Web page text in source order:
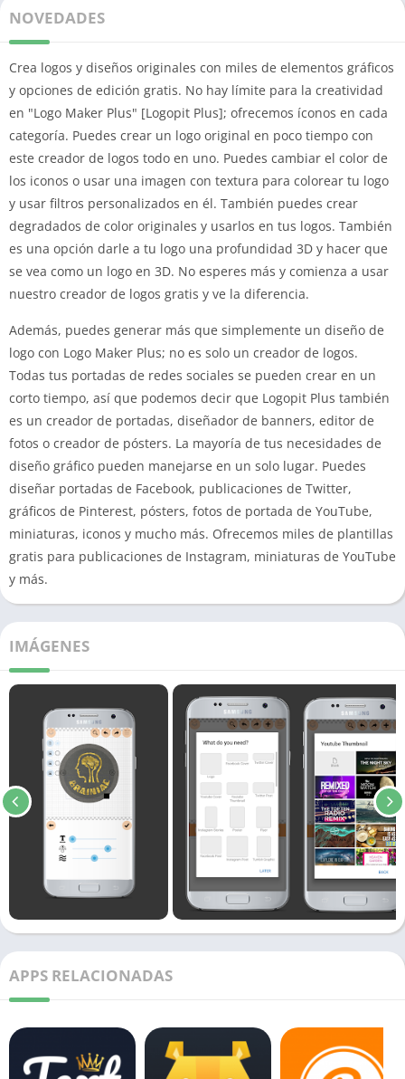
NOVEDADES
Crea logos y diseños originales con miles de elementos gráficos
y opciones de edición gratis. No hay límite para la creatividad
en "Logo Maker Plus" [Logopit Plus]; ofrecemos íconos en cada
categoría. Puedes crear un logo original en poco tiempo con
este creador de logos todo en uno. Puedes cambiar el color de
los iconos o usar una imagen con textura para colorear tu logo
y usar filtros personalizados en él. También puedes crear
degradados de color originales y usarlos en tus logos. También
es una opción darle a tu logo una profundidad 3D y hacer que
se vea como un logo en 3D. No esperes más y comienza a usar
nuestro creador de logos gratis y ve la diferencia.
Además, puedes generar más que simplemente un diseño de
logo con Logo Maker Plus; no es solo un creador de logos.
Todas tus portadas de redes sociales se pueden crear en un
corto tiempo, así que podemos decir que Logopit Plus también
es un creador de portadas, diseñador de banners, editor de
fotos o creador de pósters. La mayoría de tus necesidades de
diseño gráfico pueden manejarse en un solo lugar. Puedes
diseñar portadas de Facebook, publicaciones de Twitter,
gráficos de Pinterest, pósters, fotos de portada de YouTube,
miniaturas, iconos y mucho más. Ofrecemos miles de plantillas
gratis para publicaciones de Instagram, miniaturas de YouTube
y más.
IMÁGENES
APPS RELACIONADAS